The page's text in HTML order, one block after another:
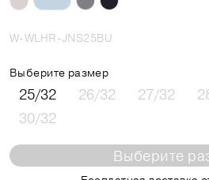
W-WLHR-JNS25BU
Выберите размер
25/32 26/32 27/32
30/32
Выберите